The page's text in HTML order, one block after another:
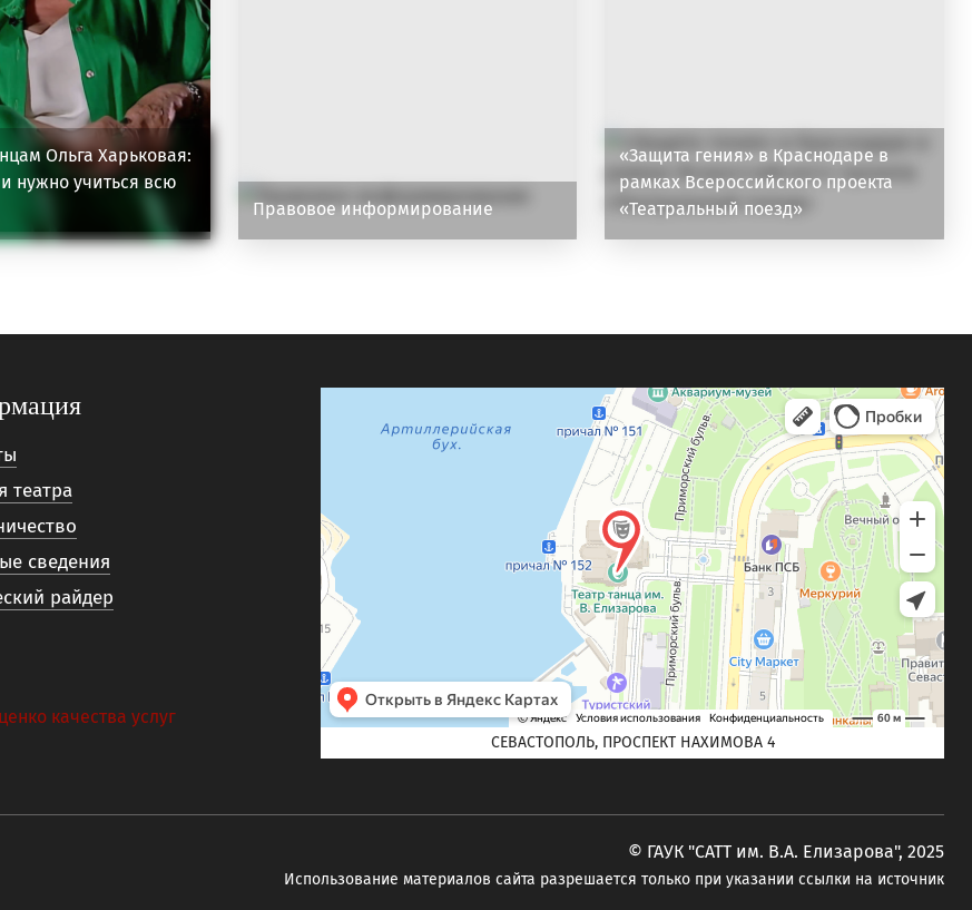
Ольга Харьковая:
нужно учиться всю
Правовое информирование
«Защита гения» в Краснодаре в
рамках Всероссийского проекта
«Театральный поезд»
театра
сведения
райдер
СЕВАСТОПОЛЬ, ПРОСПЕКТ НАХИМОВА 4
© ГАУК "САТТ им. В.А. Елизарова", 2025
Использование материалов сайта разрешается только при указании ссылки на источник